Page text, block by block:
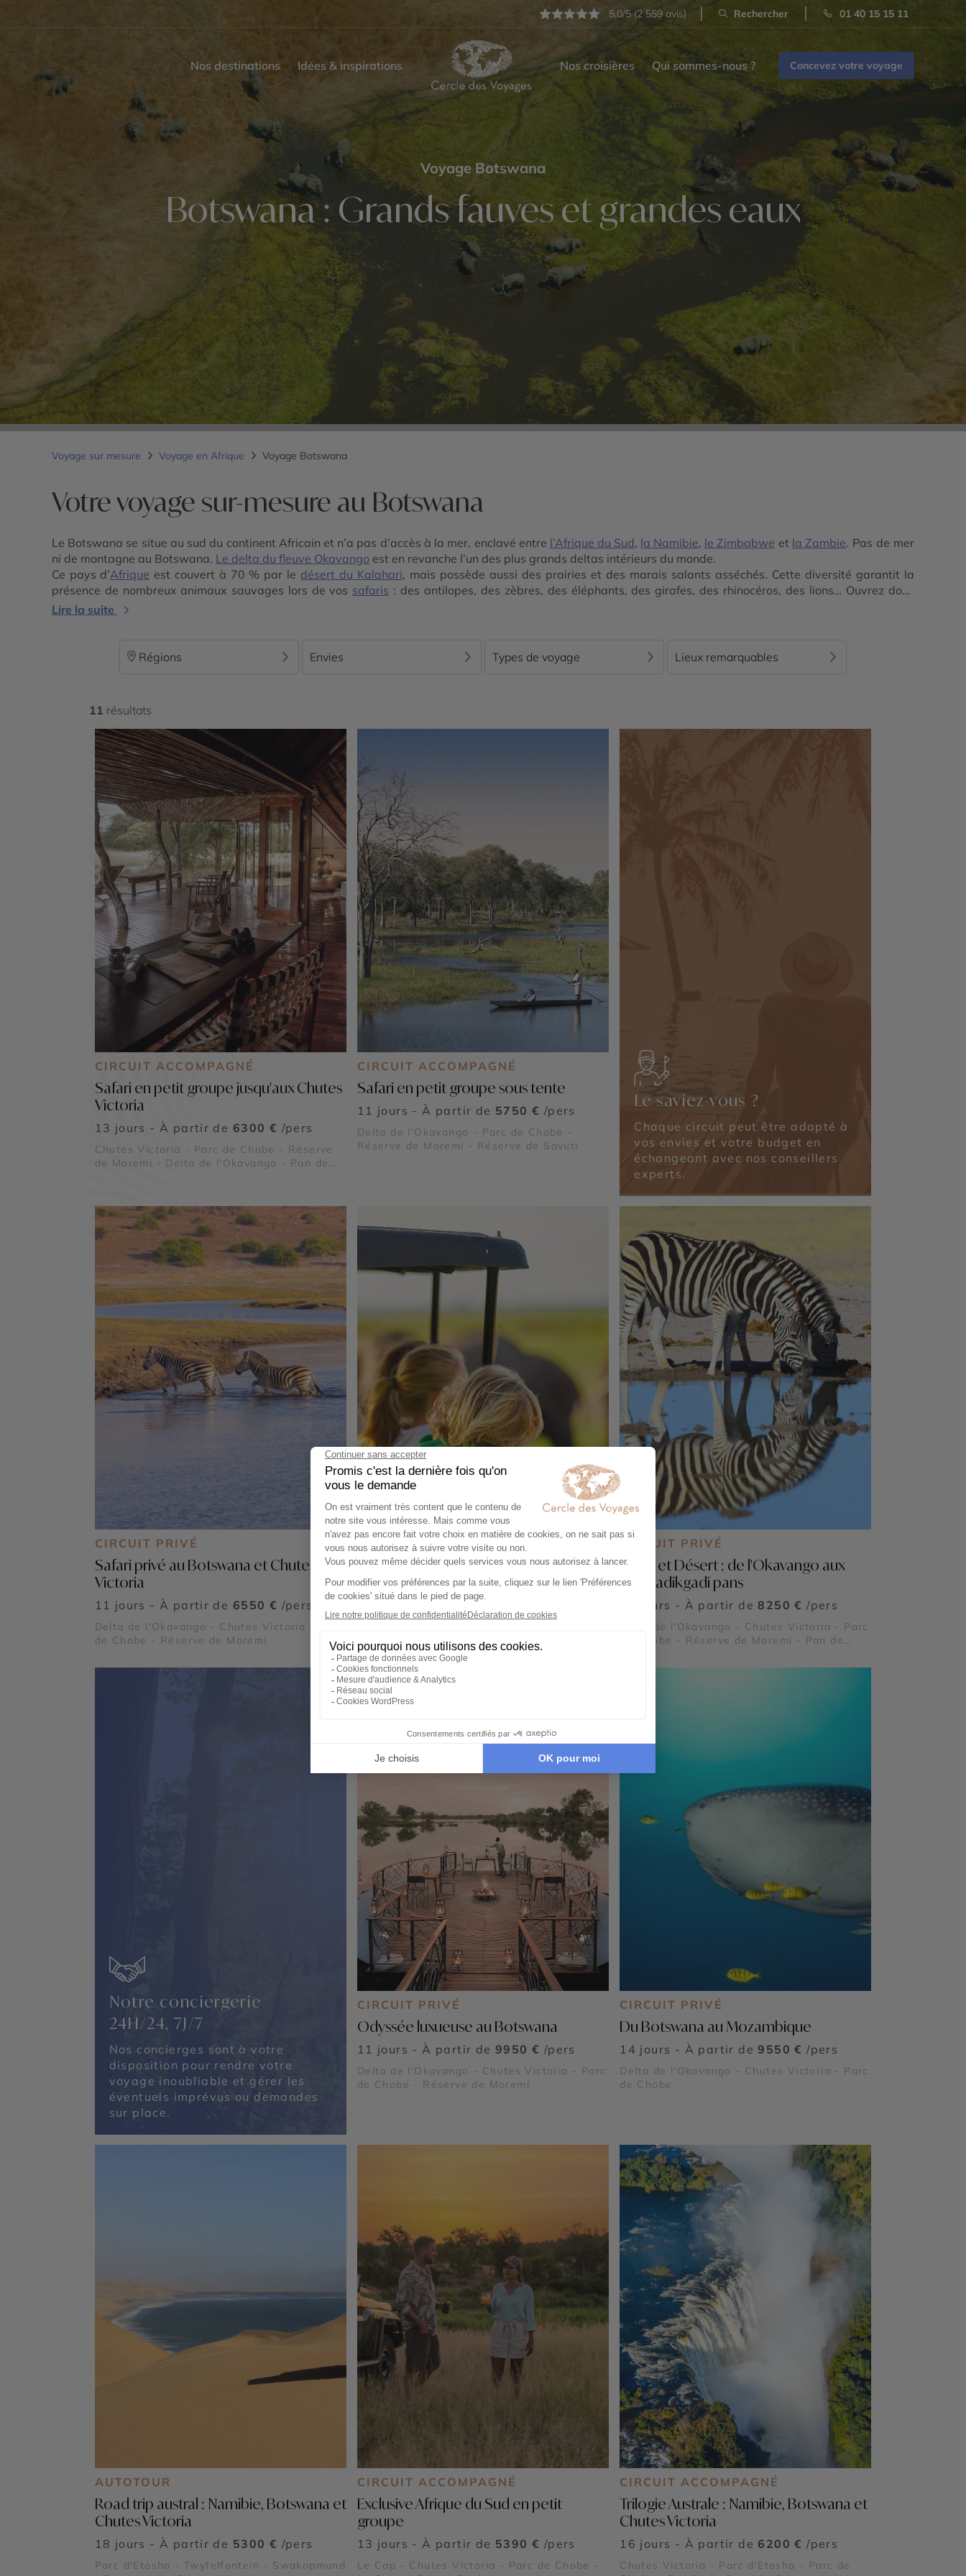
5,0/5 (2 559 avis) Rechercher 01 40 15 15 11
Nos destinations Idées & inspirations Nos croisières Qui sommes-nous ? Concevez votre voyage
Voyage Botswana
Botswana : Grands fauves et grandes eaux
Voyage sur mesure Voyage en Afrique Voyage Botswana
Votre voyage sur-mesure au Botswana
Le Botswana se situe au sud du continent Africain et n’a pas d’accès à la mer, enclavé entre l’Afrique du Sud, la Namibie, le Zimbabwe et la Zambie. Pas de mer
ni de montagne au Botswana. Le delta du fleuve Okavango est en revanche l’un des plus grands deltas intérieurs du monde.
Ce pays d’Afrique est couvert à 70 % par le désert du Kalahari, mais possède aussi des prairies et des marais salants asséchés. Cette diversité garantit la
présence de nombreux animaux sauvages lors de vos safaris : des antilopes, des zèbres, des éléphants, des girafes, des rhinocéros, des lions… Ouvrez donc
grand les yeux, notamment dans
Pour plus de confort et de tranquillité, notre agence de voyage organise vos excursions, safaris au Botswana et les visites. Le tout élaboré à partir de vos envies
et idées de voyage.
Lire la suite
Régions Envies Types de voyage Lieux remarquables
11 résultats
CIRCUIT ACCOMPAGNÉ
Safari en petit groupe jusqu'aux Chutes
Victoria
13 jours - À partir de 6300 € /pers
Chutes Victoria - Parc de Chobe - Réserve
de Moremi - Delta de l'Okavango - Pan de
CIRCUIT ACCOMPAGNÉ
Safari en petit groupe sous tente
11 jours - À partir de 5750 € /pers
Delta de l'Okavango - Parc de Chobe -
Réserve de Moremi - Réserve de Savuti
Le saviez-vous ?
Chaque circuit peut être adapté à
vos envies et votre budget en
échangeant avec nos conseillers
experts.
CIRCUIT PRIVÉ
Safari privé au Botswana et Chutes
Victoria
11 jours - À partir de 6550 € /pers
Delta de l'Okavango - Chutes Victoria - Parc
de Chobe - Réserve de Moremi
CIRCUIT PRIVÉ
Safari familial au Botswana et Chutes
Victoria
13 jours - À partir de
de Chobe - Réserve de Moremi
CIRCUIT PRIVÉ
Delta et Désert : de l'Okavango aux
Makgadikgadi pans
13 jours - À partir de8250 € /pers
Delta de l'Okavango - Chutes Victoria - Parc
de Chobe - Réserve de Moremi - Pan de
Notre conciergerie
24H/24, 7J/7
Nos concierges sont à votre
disposition pour rendre votre
voyage inoubliable et gérer les
éventuels imprévus ou demandes
sur place.
CIRCUIT PRIVÉ
Odyssée luxueuse au Botswana
11 jours - À partir de9950 € /pers
Delta de l'Okavango - Chutes Victoria - Parc
de Chobe - Réserve de Moremi
CIRCUIT PRIVÉ
Du Botswana au Mozambique
14 jours - À partir de9550 € /pers
Delta de l'Okavango - Chutes Victoria - Parc
de Chobe
AUTOTOUR
Road trip austral : Namibie, Botswana et
Chutes Victoria
18 jours - À partir de 5300 € /pers
Parc d'Etosha - Twyfelfontein - Swakopmund
CIRCUIT ACCOMPAGNÉ
Exclusive Afrique du Sud en petit
groupe
13 jours - À partir de 5390 € /pers
Le Cap - Chutes Victoria - Parc de Chobe -
CIRCUIT ACCOMPAGNÉ
Trilogie Australe : Namibie, Botswana et
Chutes Victoria
16 jours - À partir de 6200 € /pers
Chutes Victoria - Parc d'Etosha - Parc de